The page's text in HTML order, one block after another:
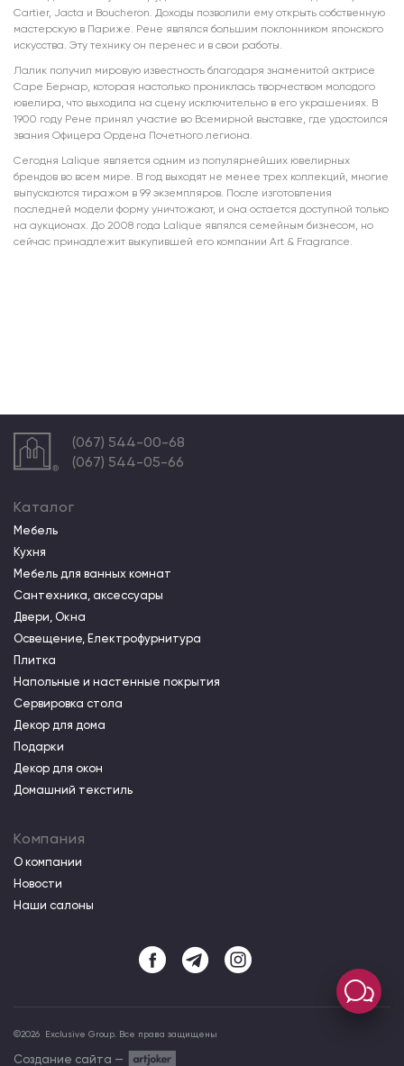
Cartier, Jacta и Boucheron. Доходы позволили ему открыть собственную
мастерскую в Париже. Рене являлся большим поклонником японского
искусства. Эту технику он перенес и в свои работы.
Лалик получил мировую известность благодаря знаменитой актрисе
Саре Бернар, которая настолько прониклась творчеством молодого
ювелира, что выходила на сцену исключительно в его украшениях. В
1900 году Рене принял участие во Всемирной выставке, где удостоился
звания Офицера Ордена Почетного легиона.
Сегодня Lalique является одним из популярнейших ювелирных
брендов во всем мире. В год выходят не менее трех коллекций, многие
выпускаются тиражом в 99 экземпляров. После изготовления
последней модели форму уничтожают, и она остается доступной только
на аукционах. До 2008 года Lalique являлся семейным бизнесом, но
сейчас принадлежит выкупившей его компании Art & Fragrance.
(067) 544-00-68
(067) 544-05-66
Каталог
Мебель
Кухня
Мебель для ванных комнат
Сантехника, аксессуары
Двери, Окна
Освещение, Електрофурнитура
Плитка
Напольные и настенные покрытия
Сервировка стола
Декор для дома
Подарки
Декор для окон
Домашний текстиль
Компания
О компании
Новости
Наши салоны
©2026 Exclusive Group. Все права защищены
Создание сайта —